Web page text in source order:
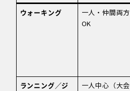
ウォーキング
一人・仲間両方
OK
ランニング／ジ
一人中心（大会